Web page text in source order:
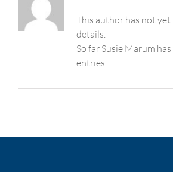
This author has not
details.
So far Susie Marum
entries.